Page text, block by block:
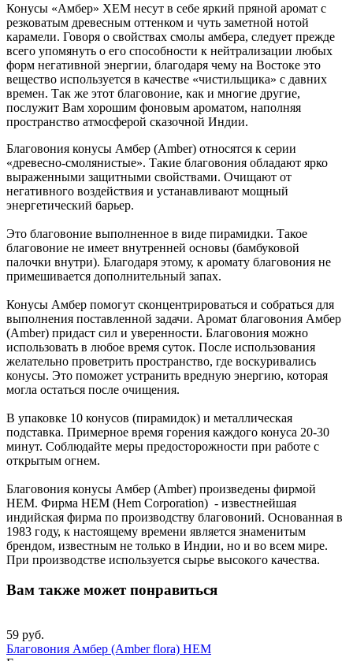
Конусы «Амбер» ХЕМ несут в себе яркий пряной аромат с
резковатым древесным оттенком и чуть заметной нотой
карамели. Говоря о свойствах смолы амбера, следует прежде
всего упомянуть о его способности к нейтрализации любых
форм негативной энергии, благодаря чему на Востоке это
вещество используется в качестве «чистильщика» с давних
времен. Так же этот благовоние, как и многие другие,
послужит Вам хорошим фоновым ароматом, наполняя
пространство атмосферой сказочной Индии.
Благовония конусы Амбер (Amber) относятся к серии
«древесно-смолянистые». Такие благовония обладают ярко
выраженными защитными свойствами. Очищают от
негативного воздействия и устанавливают мощный
энергетический барьер.
Это благовоние выполненное в виде пирамидки. Такое
благовоние не имеет внутренней основы (бамбуковой
палочки внутри). Благодаря этому, к аромату благовония не
примешивается дополнительный запах.
Конусы Амбер помогут сконцентрироваться и собраться для
выполнения поставленной задачи. Аромат благовония Амбер
(Amber) придаст сил и уверенности. Благовония можно
использовать в любое время суток. После использования
желательно проветрить пространство, где воскуривались
конусы. Это поможет устранить вредную энергию, которая
могла остаться после очищения.
В упаковке 10 конусов (пирамидок) и металлическая
подставка. Примерное время горения каждого конуса 20-30
минут. Соблюдайте меры предосторожности при работе с
открытым огнем.
Благовония конусы Амбер (Amber) произведены фирмой
НЕМ. Фирма HEM (Hem Сorporation) - известнейшая
индийская фирма по производству благовоний. Основанная в
1983 году, к настоящему времени является знаменитым
брендом, известным не только в Индии, но и во всем мире.
При производстве используется сырье высокого качества.
Вам также может понравиться
59 руб.
Благовония Амбер (Amber flora) HEM